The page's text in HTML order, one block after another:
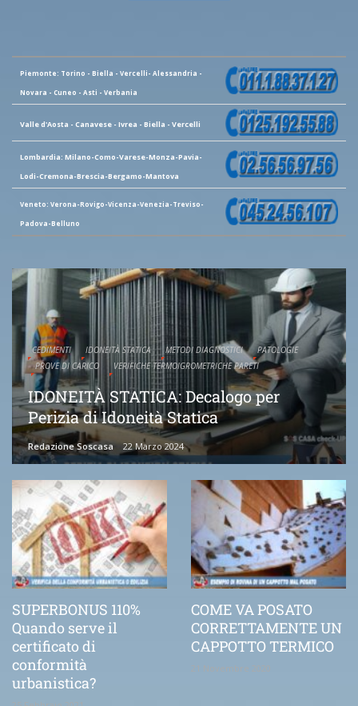
Piemonte: Torino - Biella - Vercelli- Alessandria -
Novara - Cuneo - Asti - Verbania
Valle d'Aosta - Canavese - Ivrea - Biella - Vercelli
Lombardia: Milano-Como-Varese-Monza-Pavia-
Lodi-Cremona-Brescia-Bergamo-Mantova
Veneto: Verona-Rovigo-Vicenza-Venezia-Treviso-
Padova-Belluno
CEDIMENTI IDONEITÀ STATICA METODI DIAGNOSTICI
PATOLOGIE
PROVE DI CARICO
VERIFICHE TERMOIGROMETRICHE PARETI
IDONEITÀ STATICA: Decalogo per
Perizia di Idoneità Statica
Redazione Soscasa 22 Marzo 2024
SUPERBONUS 110%
Quando serve il
certificato di
conformità
urbanistica?
COME VA POSATO
CORRETTAMENTE UN
CAPPOTTO TERMICO
21 Novembre 2020